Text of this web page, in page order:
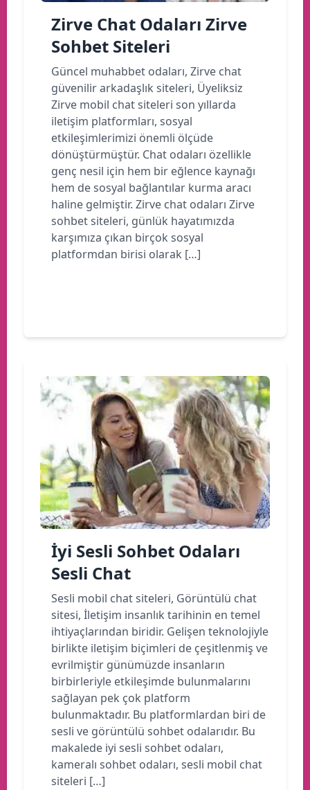
Zirve Chat Odaları Zirve
Sohbet Siteleri
Güncel muhabbet odaları, Zirve chat
güvenilir arkadaşlık siteleri, Üyeliksiz
Zirve mobil chat siteleri son yıllarda
iletişim platformları, sosyal
etkileşimlerimizi önemli ölçüde
dönüştürmüştür. Chat odaları özellikle
genç nesil için hem bir eğlence kaynağı
hem de sosyal bağlantılar kurma aracı
haline gelmiştir. Zirve chat odaları Zirve
sohbet siteleri, günlük hayatımızda
karşımıza çıkan birçok sosyal
platformdan birisi olarak […]
İyi Sesli Sohbet Odaları
Sesli Chat
Sesli mobil chat siteleri, Görüntülü chat
sitesi, İletişim insanlık tarihinin en temel
ihtiyaçlarından biridir. Gelişen teknolojiyle
birlikte iletişim biçimleri de çeşitlenmiş ve
evrilmiştir günümüzde insanların
birbirleriyle etkileşimde bulunmalarını
sağlayan pek çok platform
bulunmaktadır. Bu platformlardan biri de
sesli ve görüntülü sohbet odalarıdır. Bu
makalede iyi sesli sohbet odaları,
kameralı sohbet odaları, sesli mobil chat
siteleri […]